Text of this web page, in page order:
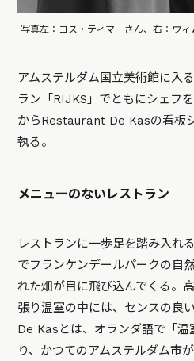
写真左：ヨス・ティマ―さん、右：ウィ
アムステルダム国立美術館に入
ラン「RIJKS」でともにシェフ
からRestaurant De Kasの看板
執る。
メニューのないレストラン
レストランに一歩足を踏み入れ
でフランケンデールパークの自
れた畑が目に飛び込んでくる。
張り温室の中には、センスの良
De Kasとは、オランダ語で「温
り、かつてのアムステルダム市